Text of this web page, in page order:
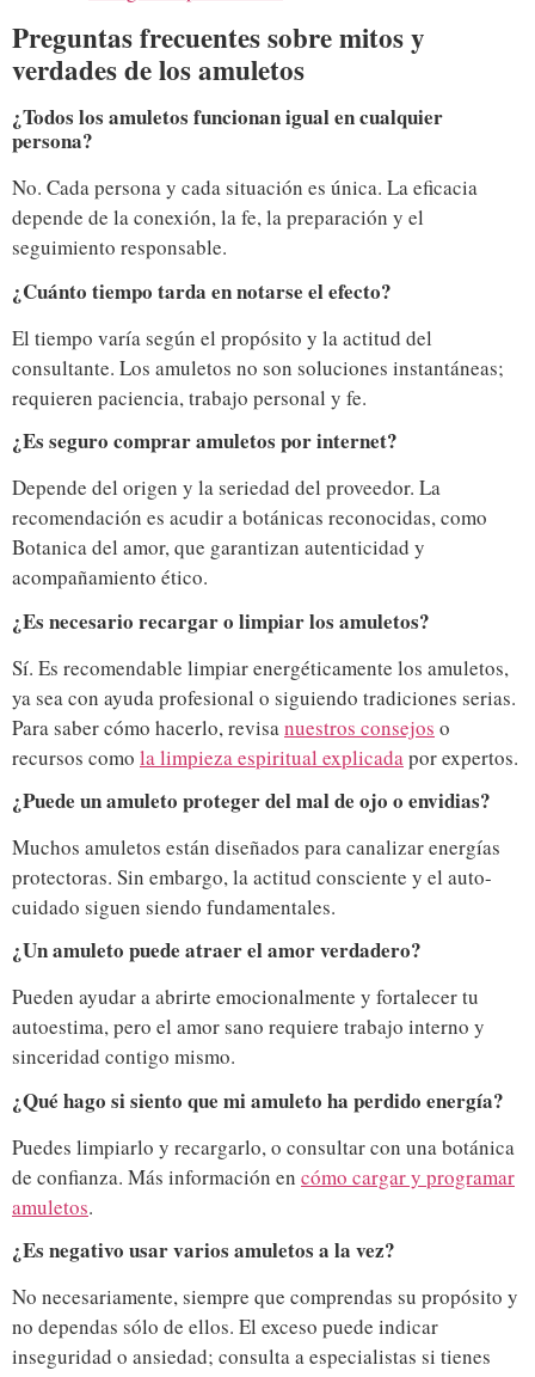
Preguntas frecuentes sobre mitos y
verdades de los amuletos
¿Todos los amuletos funcionan igual en cualquier
persona?
No. Cada persona y cada situación es única. La eficacia
depende de la conexión, la fe, la preparación y el
seguimiento responsable.
¿Cuánto tiempo tarda en notarse el efecto?
El tiempo varía según el propósito y la actitud del
consultante. Los amuletos no son soluciones instantáneas;
requieren paciencia, trabajo personal y fe.
¿Es seguro comprar amuletos por internet?
Depende del origen y la seriedad del proveedor. La
recomendación es acudir a botánicas reconocidas, como
Botanica del amor, que garantizan autenticidad y
acompañamiento ético.
¿Es necesario recargar o limpiar los amuletos?
Sí. Es recomendable limpiar energéticamente los amuletos,
ya sea con ayuda profesional o siguiendo tradiciones serias.
Para saber cómo hacerlo, revisanuestros consejos o
recursos como la limpieza espiritual explicadapor expertos.
¿Puede un amuleto proteger del mal de ojo o envidias?
Muchos amuletos están diseñados para canalizar energías
protectoras. Sin embargo, la actitud consciente y el auto-
cuidado siguen siendo fundamentales.
¿Un amuleto puede atraer el amor verdadero?
Pueden ayudar a abrirte emocionalmente y fortalecer tu
autoestima, pero el amor sano requiere trabajo interno y
sinceridad contigo mismo.
¿Qué hago si siento que mi amuleto ha perdido energía?
Puedes limpiarlo y recargarlo, o consultar con una botánica
de confianza. Más información en cómo cargar y programar
amuletos.
¿Es negativo usar varios amuletos a la vez?
No necesariamente, siempre que comprendas su propósito y
no dependas sólo de ellos. El exceso puede indicar
inseguridad o ansiedad; consulta a especialistas si tienes